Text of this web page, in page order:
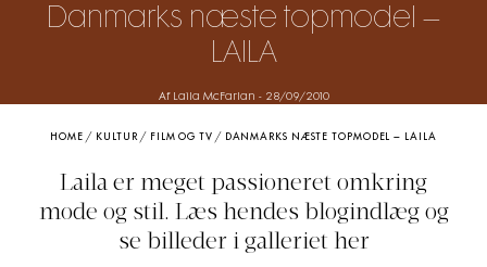
Danmarks næste topmodel –
LAILA
Af Laila McFarlan - 28/09/2010
HOME / KULTUR / FILM OG TV / DANMARKS NÆSTE TOPMODEL – LAILA
Laila er meget passioneret omkring
mode og stil. Læs hendes blogindlæg og
se billeder i galleriet her